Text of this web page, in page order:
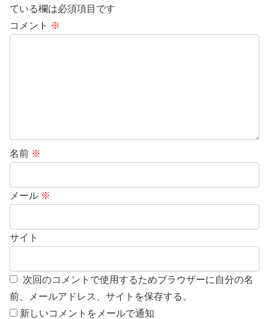
ている欄は必須項目です
コメント ※
名前 ※
メール ※
サイト
次回のコメントで使用するためブラウザーに自分の名
前、メールアドレス、サイトを保存する。
新しいコメントをメールで通知